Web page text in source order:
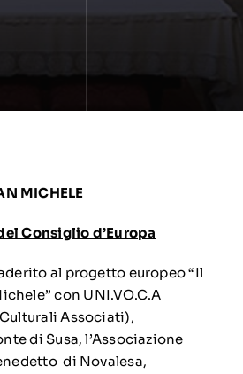
MICHELE
Consiglio d’Europa
al progetto europeo “Il
con UNI.VO.C.A
Associati),
di Susa, l’Associazione
di Novalesa,